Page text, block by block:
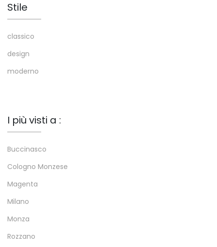
Stile
classico
design
moderno
I più visti a :
Buccinasco
Cologno Monzese
Magenta
Milano
Monza
Rozzano